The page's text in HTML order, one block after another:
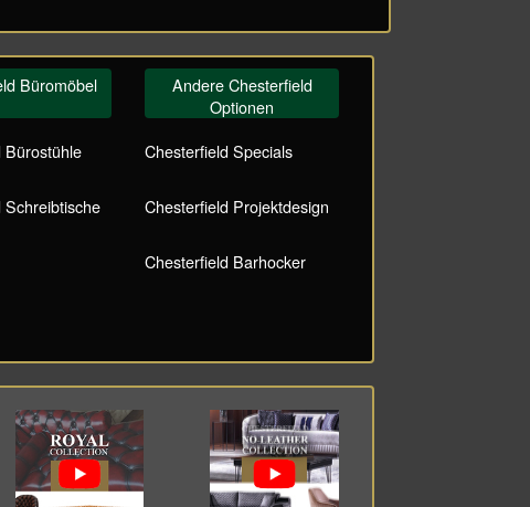
Büromöbel
Bürostühle
Schreibtische
Andere Chesterfield
Optionen
Chesterfield Specials
Chesterfield Projektdesign
Chesterfield Barhocker